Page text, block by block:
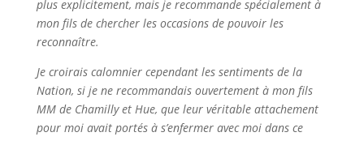
plus explicitement, mais je recommande spécialement à
mon fils de chercher les occasions de pouvoir les
reconnaître.
Je croirais calomnier cependant les sentiments de la
Nation, si je ne recommandais ouvertement à mon fils
MM de Chamilly et Hue, que leur véritable attachement
pour moi avait portés à s’enfermer avec moi dans ce